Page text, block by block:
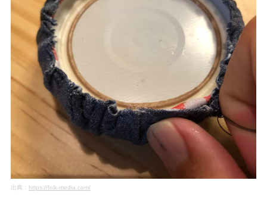
出典： https://folk-media.com/